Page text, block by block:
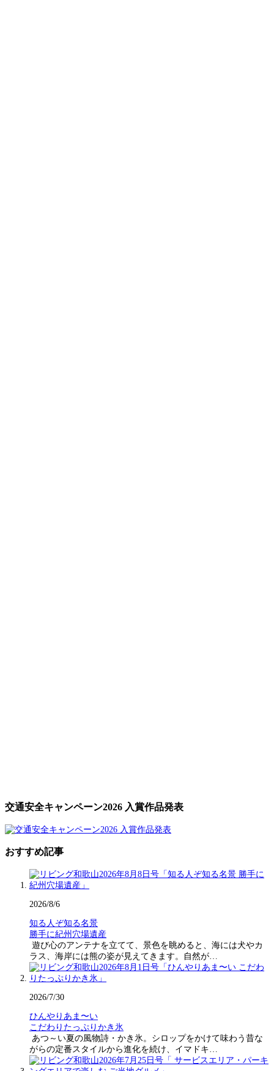
交通安全キャンペーン2026 入賞作品発表
おすすめ記事
2026/8/6
知る人ぞ知る名景
勝手に紀州穴場遺産
遊び心のアンテナを立てて、景色を眺めると、海には犬やカ
ラス、海岸には熊の姿が見えてきます。自然が…
2026/7/30
ひんやりあま〜い
こだわりたっぷりかき氷
あつ～い夏の風物詩・かき氷。シロップをかけて味わう昔な
がらの定番スタイルから進化を続け、イマドキ…